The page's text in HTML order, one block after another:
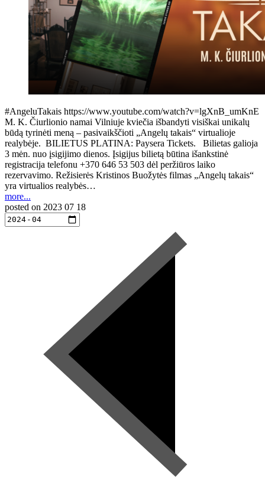
#AngeluTakais https://www.youtube.com/watch?v=lgXnB_umKnE
M. K. Čiurlionio namai Vilniuje kviečia išbandyti visiškai unikalų
būdą tyrinėti meną – pasivaikščioti „Angelų takais“ virtualioje
realybėje. BILIETUS PLATINA: Paysera Tickets. Bilietas galioja
3 mėn. nuo įsigijimo dienos. Įsigijus bilietą būtina išankstinė
registracija telefonu +370 646 53 503 dėl peržiūros laiko
rezervavimo. Režisierės Kristinos Buožytės filmas „Angelų takais“
yra virtualios realybės…
more...
posted on 2023 07 18